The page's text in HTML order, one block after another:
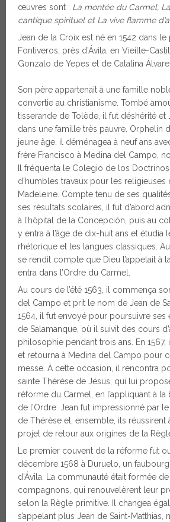
œuvres sont : La montée du Carmel,
cantique spirituel et La vive flamme
Jean de la Croix est né en 1542 dans
Fontiveros, près d’Ávila, en Vieille-
Gonzalo de Yepes et de Catalina
Son père appartenait à une famille
convertie au christianisme. Tombé
tisserande de Tolède, il fut déshérité et
dans une famille très pauvre. Orphelin
jeune âge, il déménagea à neuf ans
frère Francisco à Medina del Campo,
Il fréquenta le Colegio de los
d’humbles travaux pour les
Madeleine. Compte tenu de ses
ses résultats scolaires, il fut d’abord
à l’hôpital de la Concepción, puis au
y entra à l’âge de dix-huit ans et étudia
rhétorique et les langues classiques.
se rendit compte que Dieu l’appelait à
entra dans l’Ordre du Carmel.
Au cours de l’été 1563, il commença
del Campo et prit le nom de Jean de
1564, il fut envoyé pour poursuivre ses
de Salamanque, où il suivit des cours
philosophie pendant trois ans. En
et retourna à Medina del Campo pour
messe. À cette occasion, il rencontra
sainte Thérèse de Jésus, qui lui
réforme du Carmel, en l’appliquant à
de l’Ordre. Jean fut impressionné par
de Thérèse et, ensemble, ils réussirent
projet de retour aux origines de la
Le premier couvent de la réforme fut
décembre 1568 à Duruelo, un
d’Ávila. La communauté était formée
compagnons, qui renouvelèrent leur
selon la Règle primitive. Il changea
s’appelant plus Jean de Saint-Matthias,